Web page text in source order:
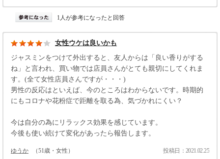
1人が参考になったと回答
女性ウケは良いかも
ジャスミンをつけて外出すると、友人からは「良い香りがする
ね」と言われ、買い物では店員さんがとても親切にしてくれま
す。(全て女性店員さんですが・・・)
男性の反応はといえば、今のところはわからないです。時期的
にもコロナや花粉症で距離を取る為、気づかれにくい？
今は自分の為にリラックス効果を感じています。
今後も使い続けて変化があったら報告します。
ゆうか （51歳・女性） 投稿日：2021.02.25